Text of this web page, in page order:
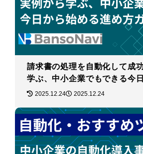
請求書の処理を自動化して成
学ぶ、中小企業でもできる今
2025.12.24 2025.12.24